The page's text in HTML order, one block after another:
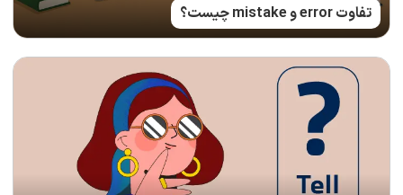
تفاوت error و mistake چیست؟